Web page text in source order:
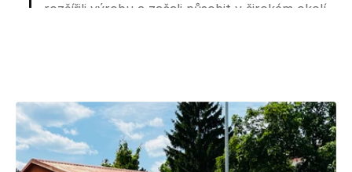
rozšířili výrobu a začali působit v širokém okolí.